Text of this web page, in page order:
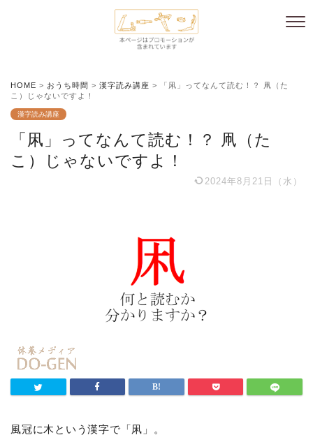
HOME > おうち時間 > 漢字読み講座 >
「凩」ってなんて読む！？ 凧（た
こ）じゃないですよ！
漢字読み講座
「凩」ってなんて読む！？ 凧（た
こ）じゃないですよ！
2024年8月21日（水）
風冠に木という漢字で「凩」。